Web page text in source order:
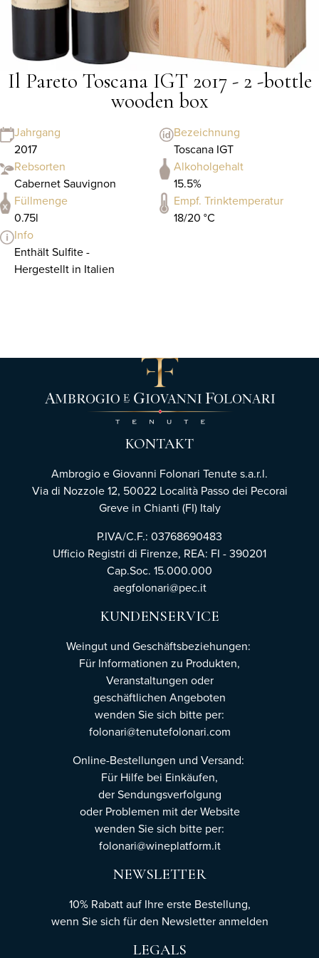
Il Pareto Toscana IGT 2017 - 2 -bottle
wooden box
Jahrgang
2017
Bezeichnung
Toscana IGT
Rebsorten
Cabernet Sauvignon
Alkoholgehalt
15.5%
Füllmenge
0.75l
Empf. Trinktemperatur
18/20 °C
Info
Enthält Sulfite -
Hergestellt in Italien
KONTAKT
Ambrogio e Giovanni Folonari Tenute s.a.r.l.
Via di Nozzole 12, 50022 Località Passo dei Pecorai
Greve in Chianti (FI) Italy
P.IVA/C.F.: 03768690483
Ufficio Registri di Firenze, REA: FI - 390201
Cap.Soc. 15.000.000
aegfolonari@pec.it
KUNDENSERVICE
Weingut und Geschäftsbeziehungen:
Für Informationen zu Produkten,
Veranstaltungen oder
geschäftlichen Angeboten
wenden Sie sich bitte per:
folonari@tenutefolonari.com
Online-Bestellungen und Versand:
Für Hilfe bei Einkäufen,
der Sendungsverfolgung
oder Problemen mit der Website
wenden Sie sich bitte per:
folonari@wineplatform.it
NEWSLETTER
10% Rabatt auf Ihre erste Bestellung,
wenn Sie sich für den Newsletteranmelden
LEGALS